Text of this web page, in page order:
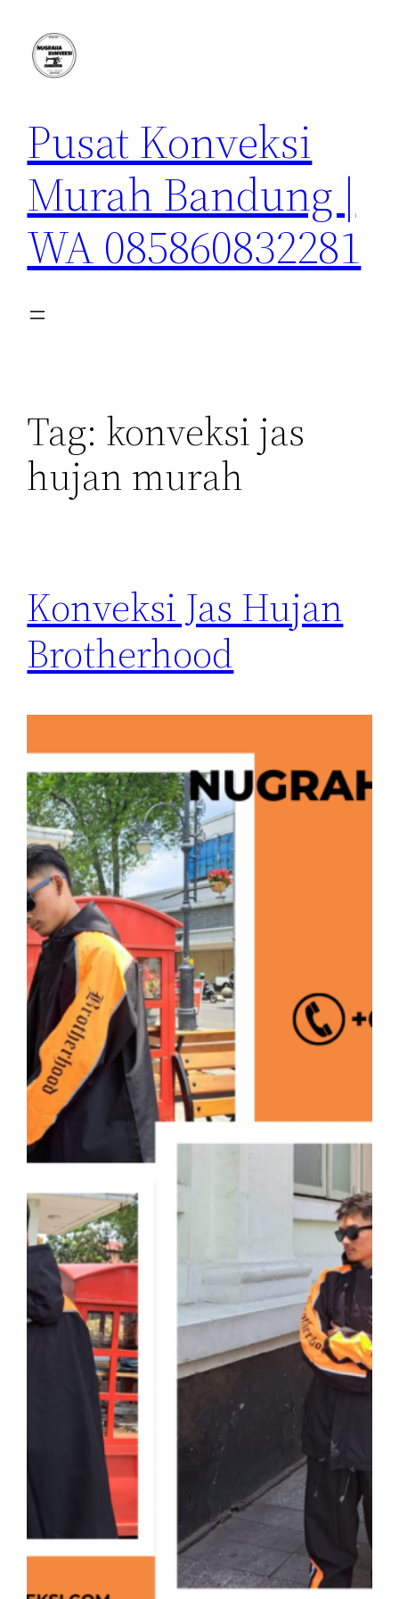
konten
Pusat Konveksi
Murah Bandung |
WA 085860832281
Tag: konveksi jas
hujan murah
Konveksi Jas Hujan
Brotherhood